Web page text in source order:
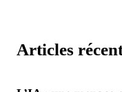
Articles